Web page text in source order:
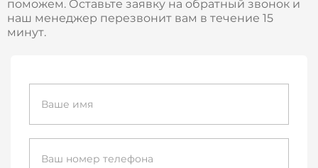
поможем. Оставьте заявку на обратный звонок и
наш менеджер перезвонит вам в течение 15
минут.